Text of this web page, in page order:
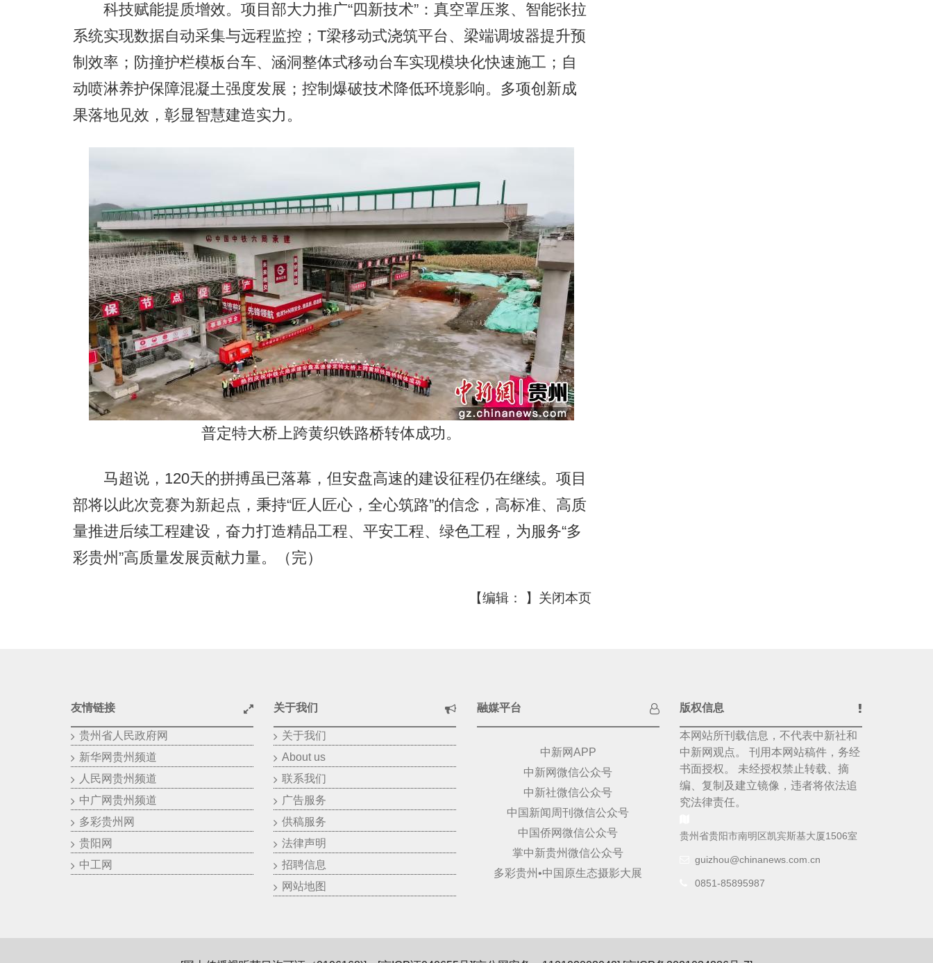
科技赋能提质增效。项目部大力推广“四新技术”：真空罩压浆、智能张拉
系统实现数据自动采集与远程监控；T梁移动式浇筑平台、梁端调坡器提升预
制效率；防撞护栏模板台车、涵洞整体式移动台车实现模块化快速施工；自
动喷淋养护保障混凝土强度发展；控制爆破技术降低环境影响。多项创新成
果落地见效，彰显智慧建造实力。
普定特大桥上跨黄织铁路桥转体成功。
马超说，120天的拼搏虽已落幕，但安盘高速的建设征程仍在继续。项目
部将以此次竞赛为新起点，秉持“匠人匠心，全心筑路”的信念，高标准、高质
量推进后续工程建设，奋力打造精品工程、平安工程、绿色工程，为服务“多
彩贵州”高质量发展贡献力量。（完）
【编辑： 】 关闭本页
友情链接
贵州省人民政府网
新华网贵州频道
人民网贵州频道
中广网贵州频道
多彩贵州网
贵阳网
中工网
关于我们
关于我们
About us
联系我们
广告服务
供稿服务
法律声明
招聘信息
网站地图
融媒平台
中新网APP
中新网微信公众号
中新社微信公众号
中国新闻周刊微信公众号
中国侨网微信公众号
掌中新贵州微信公众号
多彩贵州•中国原生态摄影大展
版权信息
本网站所刊载信息，不代表中新社和
中新网观点。 刊用本网站稿件，务经
书面授权。 未经授权禁止转载、摘
编、复制及建立镜像，违者将依法追
究法律责任。
贵州省贵阳市南明区凯宾斯基大厦1506室
guizhou@chinanews.com.cn
0851-85895987